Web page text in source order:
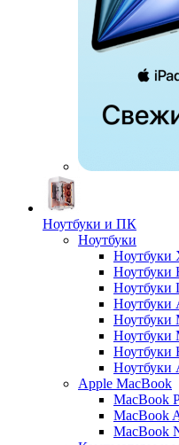
Ноутбуки и ПК
Ноутбуки
Ноутбуки
Ноутбуки
Ноутбуки
Ноутбуки
Ноутбуки
Ноутбуки
Ноутбуки
Ноутбуки
Apple MacBook
MacBook
MacBook
MacBook